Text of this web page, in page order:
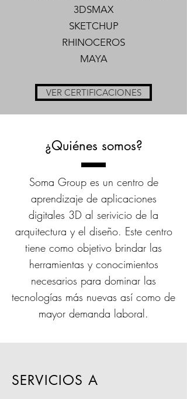
3DSMAX
SKETCHUP
RHINOCEROS
MAYA
VER CERTIFICACIONES
¿Quiénes somos?
Soma Group es un centro de
aprendizaje de aplicaciones
digitales 3D al serivicio de la
arquitectura y el diseño. Este centro
tiene como objetivo brindar las
herramientas y conocimientos
necesarios para dominar las
tecnologías más nuevas así como de
mayor demanda laboral.
SERVICIOS A